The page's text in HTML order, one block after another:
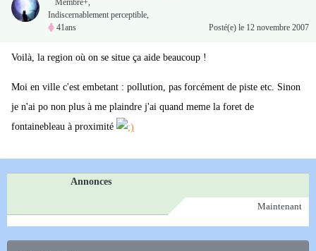
Membre+,
Indiscernablement perceptible,
41ans
Posté(e) le 12 novembre 2007
Voilà, la region où on se situe ça aide beaucoup !
Moi en ville c'est embetant : pollution, pas forcément de piste etc. Sinon
je n'ai po non plus à me plaindre j'ai quand meme la foret de
fontainebleau à proximité
Annonces
Maintenant